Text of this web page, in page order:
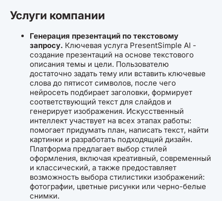
Услуги компании
Генерация презентаций по текстовому
запросу. Ключевая услуга PresentSimple AI -
создание презентаций на основе текстового
описания темы и цели. Пользователю
достаточно задать тему или вставить ключевые
слова до пятисот символов, после чего
нейросеть подбирает заголовки, формирует
соответствующий текст для слайдов и
генерирует изображения. Искусственный
интеллект участвует на всех этапах работы:
помогает придумать план, написать текст, найти
картинки и разработать подходящий дизайн.
Платформа предлагает выбор стилей
оформления, включая креативный, современный
и классический, а также предоставляет
возможность выбора стилистики изображений:
фотографии, цветные рисунки или черно-белые
снимки.